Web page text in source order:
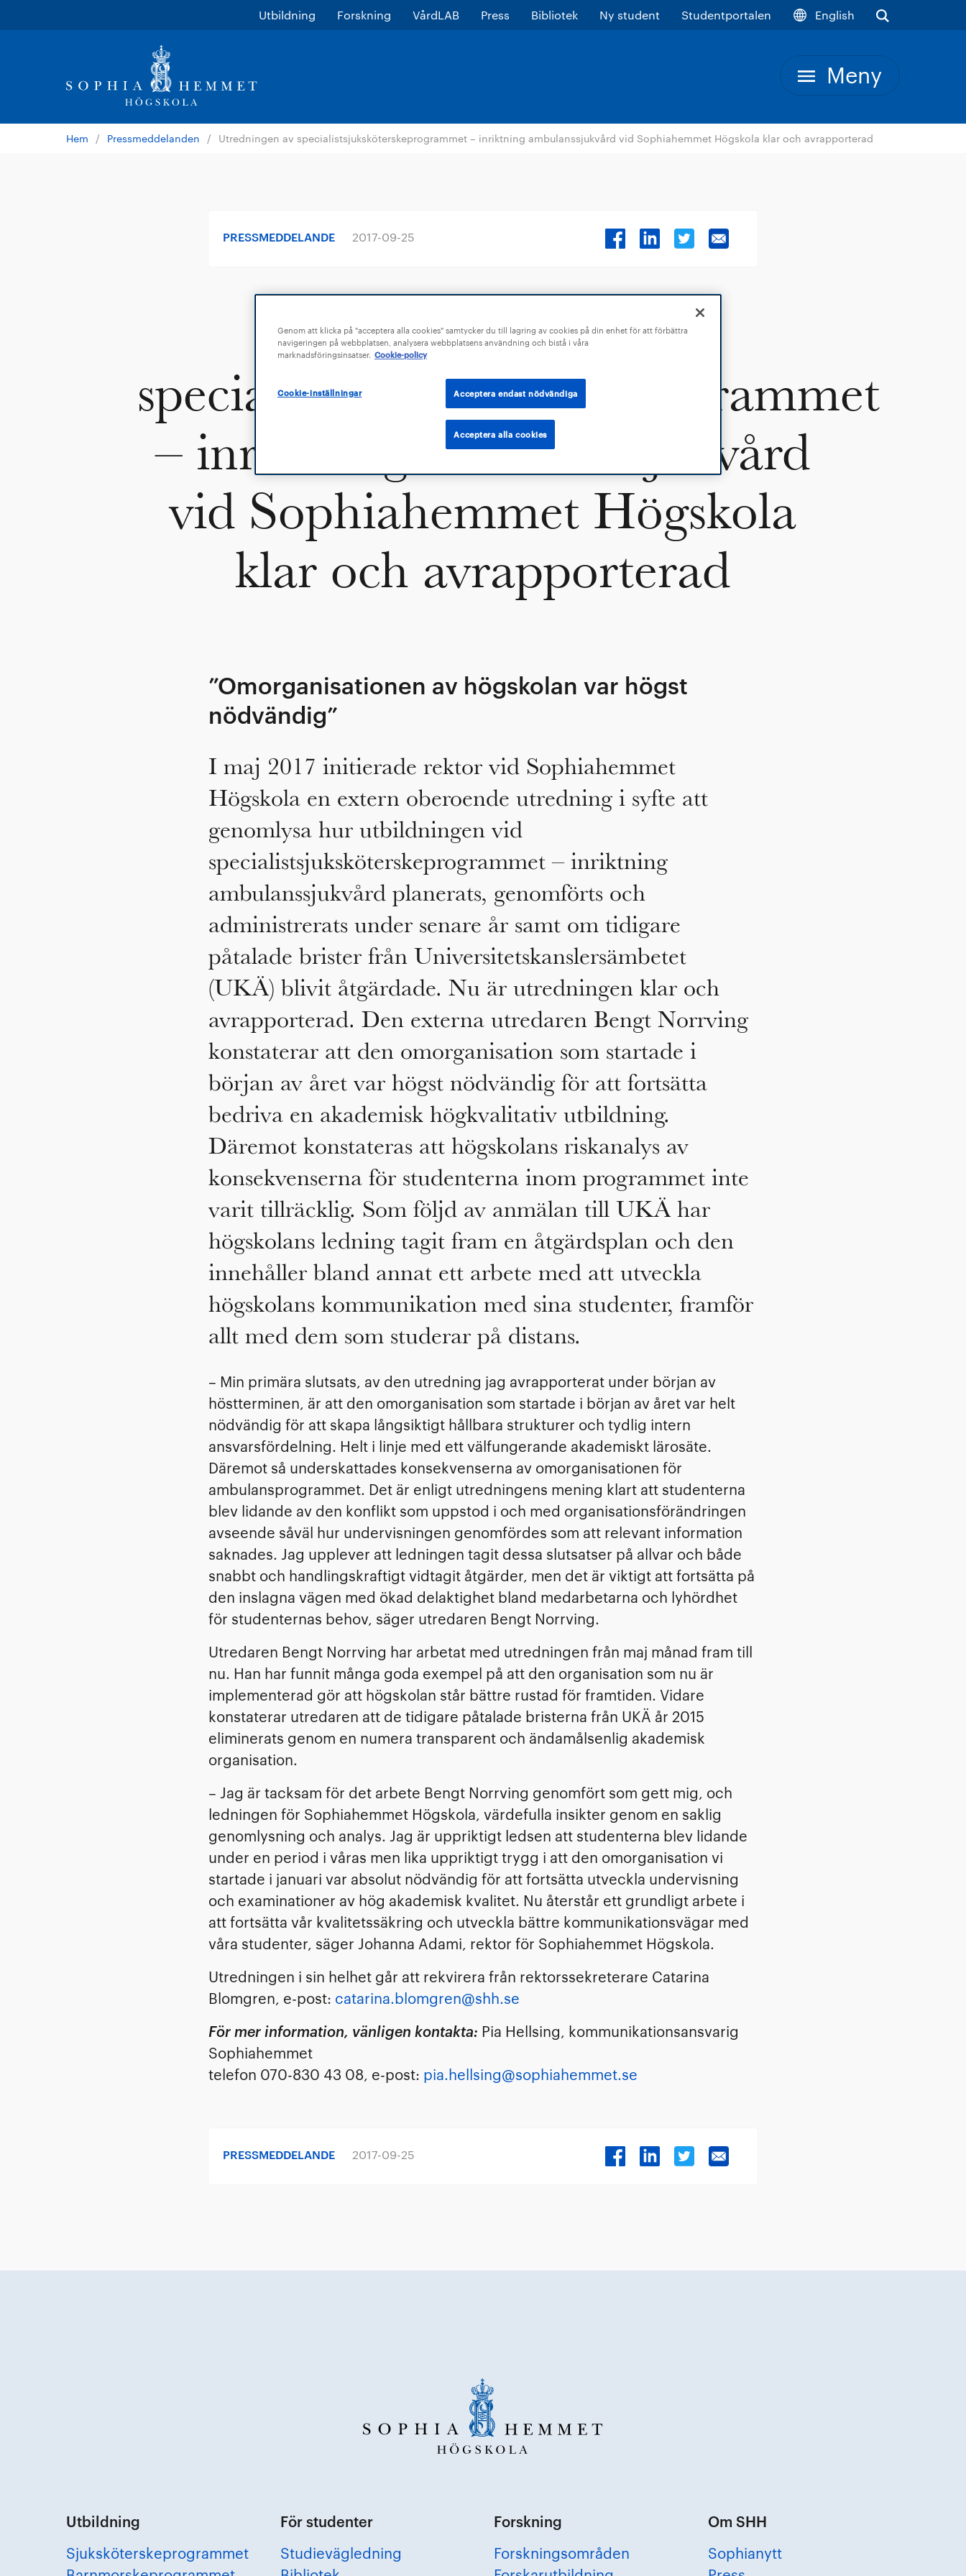
Utbildning Forskning VårdLAB Press Bibliotek Ny student Studentportalen English
Meny
Hem / Pressmeddelanden / Utredningen av specialistsjuksköterskeprogrammet – inriktning ambulanssjukvård vid Sophiahemmet Högskola klar och avrapporterad
PRESSMEDDELANDE 2017-09-25
Utredningen av
specialistsjuksköterskeprogrammet
– inriktning ambulanssjukvård
vid Sophiahemmet Högskola
klar och avrapporterad
”Omorganisationen av högskolan var högst
nödvändig”
I maj 2017 initierade rektor vid Sophiahemmet
Högskola en extern oberoende utredning i syfte att
genomlysa hur utbildningen vid
specialistsjuksköterskeprogrammet – inriktning
ambulanssjukvård planerats, genomförts och
administrerats under senare år samt om tidigare
påtalade brister från Universitetskanslersämbetet
(UKÄ) blivit åtgärdade. Nu är utredningen klar och
avrapporterad. Den externa utredaren Bengt Norrving
konstaterar att den omorganisation som startade i
början av året var högst nödvändig för att fortsätta
bedriva en akademisk högkvalitativ utbildning.
Däremot konstateras att högskolans riskanalys av
konsekvenserna för studenterna inom programmet inte
varit tillräcklig. Som följd av anmälan till UKÄ har
högskolans ledning tagit fram en åtgärdsplan och den
innehåller bland annat ett arbete med att utveckla
högskolans kommunikation med sina studenter, framför
allt med dem som studerar på distans.
– Min primära slutsats, av den utredning jag avrapporterat under början av
höstterminen, är att den omorganisation som startade i början av året var helt
nödvändig för att skapa långsiktigt hållbara strukturer och tydlig intern
ansvarsfördelning. Helt i linje med ett välfungerande akademiskt lärosäte.
Däremot så underskattades konsekvenserna av omorganisationen för
ambulansprogrammet. Det är enligt utredningens mening klart att studenterna
blev lidande av den konflikt som uppstod i och med organisationsförändringen
avseende såväl hur undervisningen genomfördes som att relevant information
saknades. Jag upplever att ledningen tagit dessa slutsatser på allvar och både
snabbt och handlingskraftigt vidtagit åtgärder, men det är viktigt att fortsätta på
den inslagna vägen med ökad delaktighet bland medarbetarna och lyhördhet
för studenternas behov, säger utredaren Bengt Norrving.
Utredaren Bengt Norrving har arbetat med utredningen från maj månad fram till
nu. Han har funnit många goda exempel på att den organisation som nu är
implementerad gör att högskolan står bättre rustad för framtiden. Vidare
konstaterar utredaren att de tidigare påtalade bristerna från UKÄ år 2015
eliminerats genom en numera transparent och ändamålsenlig akademisk
organisation.
– Jag är tacksam för det arbete Bengt Norrving genomfört som gett mig, och
ledningen för Sophiahemmet Högskola, värdefulla insikter genom en saklig
genomlysning och analys. Jag är uppriktigt ledsen att studenterna blev lidande
under en period i våras men lika uppriktigt trygg i att den omorganisation vi
startade i januari var absolut nödvändig för att fortsätta utveckla undervisning
och examinationer av hög akademisk kvalitet. Nu återstår ett grundligt arbete i
att fortsätta vår kvalitetssäkring och utveckla bättre kommunikationsvägar med
våra studenter, säger Johanna Adami, rektor för Sophiahemmet Högskola.
Utredningen i sin helhet går att rekvirera från rektorssekreterare Catarina
Blomgren, e-post: catarina.blomgren@shh.se
För mer information, vänligen kontakta: Pia Hellsing, kommunikationsansvarig
Sophiahemmet
telefon 070-830 43 08, e-post: pia.hellsing@sophiahemmet.se
PRESSMEDDELANDE 2017-09-25
Utbildning
Sjuksköterskeprogrammet
För studenter
Studievägledning
Forskning
Forskningsområden
Om SHH
Sophianytt
Genom att klicka på "acceptera alla cookies" samtycker du till lagring av cookies på din enhet för att förbättra
navigeringen på webbplatsen, analysera webbplatsens användning och bistå i våra
marknadsföringsinsatser. Cookie-policy
Cookie-inställningar Acceptera endast nödvändiga
Acceptera alla cookies